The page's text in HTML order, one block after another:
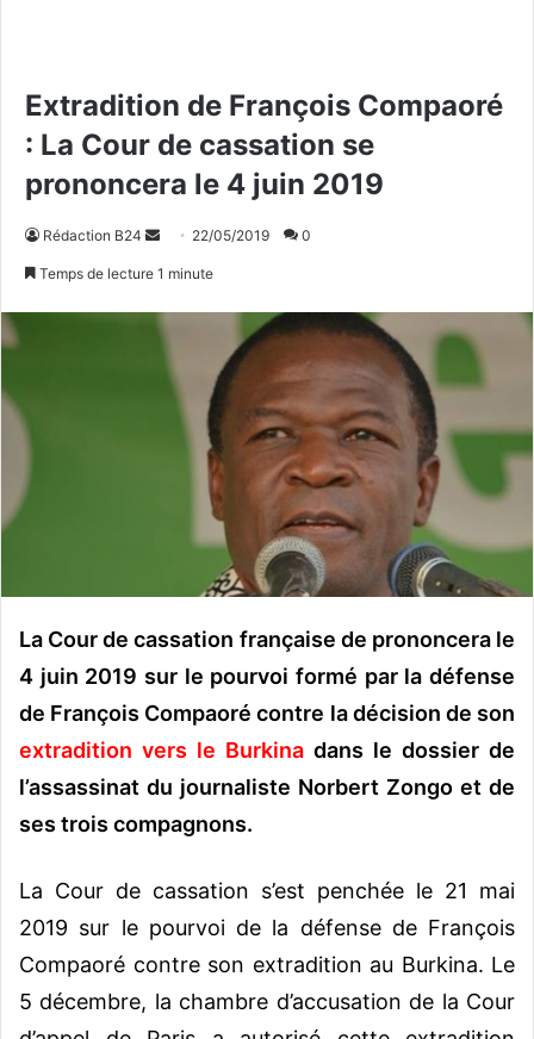
Extradition de François Compaoré
: La Cour de cassation se
prononcera le 4 juin 2019
Rédaction B24
i
22/05/2019 0
Temps de lecture 1 minute
La Cour de cassation française de prononcera le
4 juin 2019 sur le pourvoi formé par la défense
de François Compaoré contre la décision de son
extradition vers le Burkina dans le dossier de
l’assassinat du journaliste Norbert Zongo et de
ses trois compagnons.
La Cour de cassation s’est penchée le 21 mai
2019 sur le pourvoi de la défense de François
Compaoré contre son extradition au Burkina. Le
5 décembre, la chambre d’accusation de la Cour